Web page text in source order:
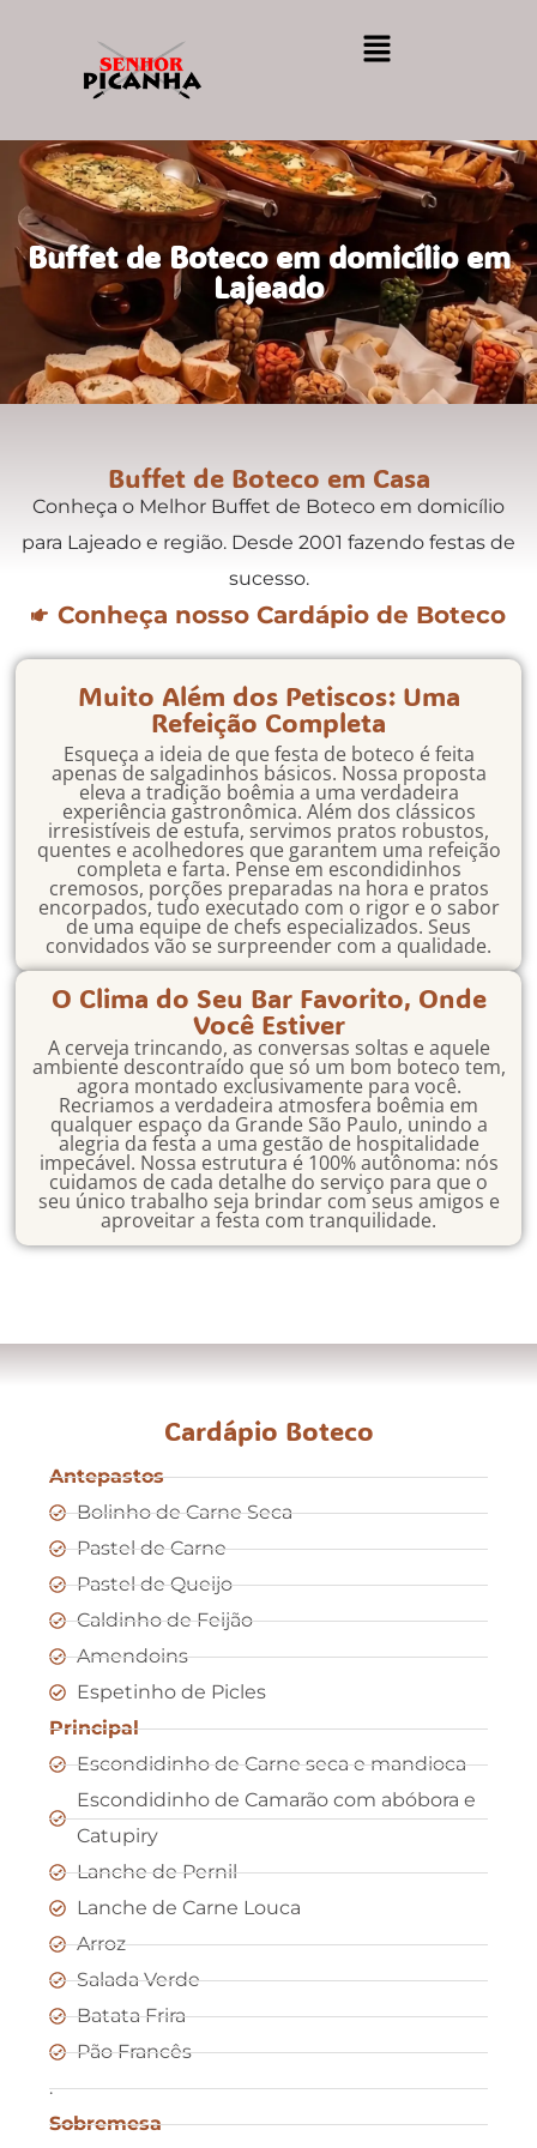
Buffet de Boteco em domicílio em
Lajeado
Buffet de Boteco em Casa
Conheça o Melhor Buffet de Boteco em domicílio
para Lajeado e região. Desde 2001 fazendo festas de
sucesso.
Conheça nosso Cardápio de Boteco
Muito Além dos Petiscos: Uma
Refeição Completa
Esqueça a ideia de que festa de boteco é feita
apenas de salgadinhos básicos. Nossa proposta
eleva a tradição boêmia a uma verdadeira
experiência gastronômica. Além dos clássicos
irresistíveis de estufa, servimos pratos robustos,
quentes e acolhedores que garantem uma refeição
completa e farta. Pense em escondidinhos
cremosos, porções preparadas na hora e pratos
encorpados, tudo executado com o rigor e o sabor
de uma equipe de chefs especializados. Seus
convidados vão se surpreender com a qualidade.
O Clima do Seu Bar Favorito, Onde
Você Estiver
A cerveja trincando, as conversas soltas e aquele
ambiente descontraído que só um bom boteco tem,
agora montado exclusivamente para você.
Recriamos a verdadeira atmosfera boêmia em
qualquer espaço da Grande São Paulo, unindo a
alegria da festa a uma gestão de hospitalidade
impecável. Nossa estrutura é 100% autônoma: nós
cuidamos de cada detalhe do serviço para que o
seu único trabalho seja brindar com seus amigos e
aproveitar a festa com tranquilidade.
Cardápio Boteco
Antepastos
Bolinho de Carne Seca
Pastel de Carne
Pastel de Queijo
Caldinho de Feijão
Amendoins
Espetinho de Picles
Principal
Escondidinho de Carne seca e mandioca
Escondidinho de Camarão com abóbora e
Catupiry
Lanche de Pernil
Lanche de Carne Louca
Arroz
Salada Verde
Batata Frira
Pão Francês
.
Sobremesa